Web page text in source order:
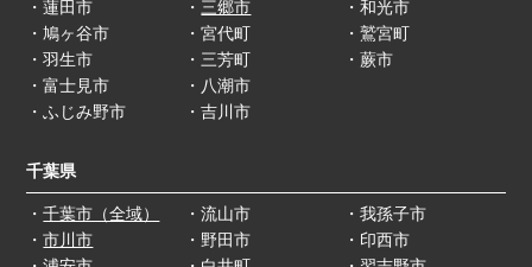
・蓮田市
・鳩ヶ谷市
・羽生市
・富士見市
・ふじみ野市
・ 三郷市
・宮代町
・三芳町
・八潮市
・吉川市
・和光市
・鷲宮町
・蕨市
千葉県
・千葉市（全域）
・市川市
・流山市
・野田市
・我孫子市
・印西市